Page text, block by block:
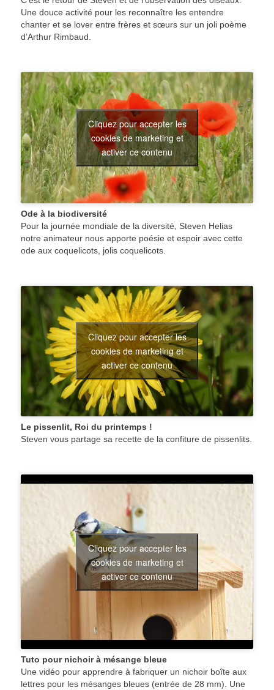
Une douce activité pour les reconnaître les entendre
chanter et se lover entre frères et sœurs sur un joli poème
d’Arthur Rimbaud.
Cliquez pour accepter les
cookies de marketing et
activer ce contenu
Ode à la biodiversité
Pour la journée mondiale de la diversité, Steven Helias
notre animateur nous apporte poésie et espoir avec cette
ode aux coquelicots, jolis coquelicots.
Cliquez pour accepter les
cookies de marketing et
activer ce contenu
Le pissenlit, Roi du printemps !
Steven vous partage sa recette de la confiture de pissenlits.
Cliquez pour accepter les
cookies de marketing et
activer ce contenu
Tuto pour nichoir à mésange bleue
Une vidéo pour apprendre à fabriquer un nichoir boîte aux
lettres pour les mésanges bleues (entrée de 28 mm). Une